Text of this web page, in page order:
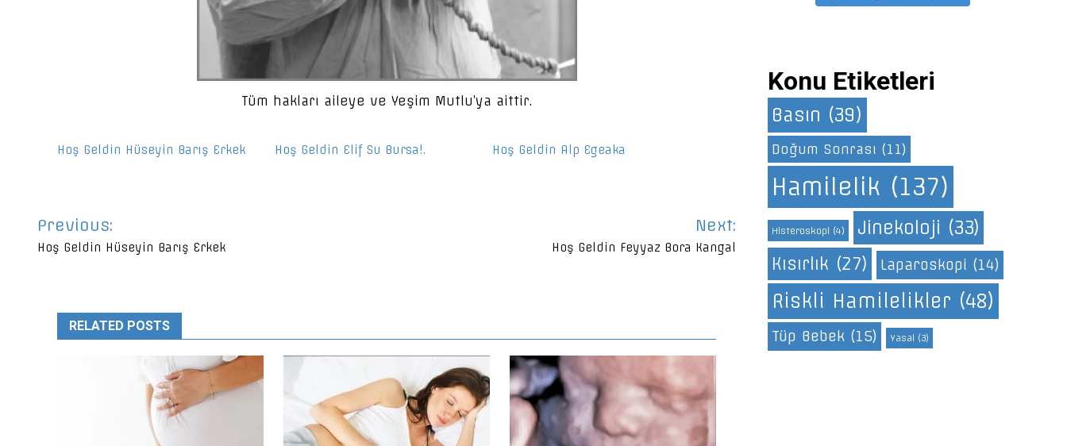
Tüm hakları aileye ve Yeşim Mutlu’ya aittir.
Hoş Geldin Hüseyin Barış Erkek Hoş Geldin Elif Su Bursa!. Hoş Geldin Alp Egeaka
Yazı
gezinmesi
Previous:
Hoş Geldin Hüseyin Barış Erkek
Next:
Hoş Geldin Feyyaz Bora Kangal
RELATED POSTS
Konu Etiketleri
Basın (39)
Doğum Sonrası (11)
Hamilelik (137)
Histeroskopi (4) Jinekoloji (33)
Kısırlık (27) Laparoskopi (14)
Riskli Hamilelikler (48)
Tüp Bebek (15) Yasal (3)